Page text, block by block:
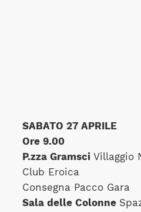
SABATO 27 APRILE
Ore 9.00
P.zza Gramsci Villaggio
Club Eroica
Consegna Pacco Gara
Sala delle Colonne